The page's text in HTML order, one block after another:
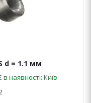
d = 1.1 мм
в наявності: Київ